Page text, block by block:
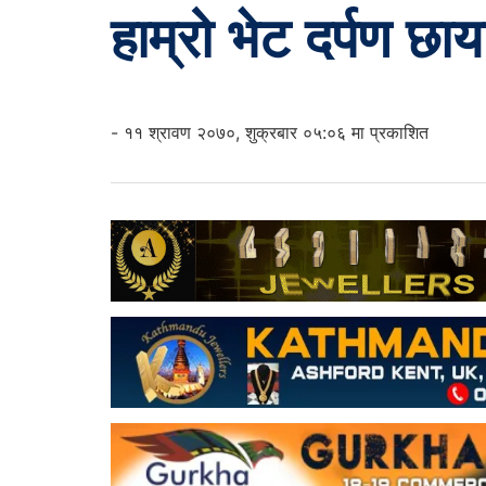
हाम्रो भेट दर्पण
- ११ श्रावण २०७०, शुक्रबार ०५:०६ मा प्रकाशित